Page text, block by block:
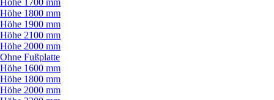
Höhe 1700 mm
Höhe 1800 mm
Höhe 1900 mm
Höhe 2100 mm
Höhe 2000 mm
Ohne Fußplatte
Höhe 1600 mm
Höhe 1800 mm
Höhe 2000 mm